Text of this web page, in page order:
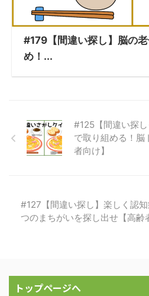
#179【間違い探し】脳の
め！...
#125【間違い探
で取り組める！脳
者向け】
#127【間違い探し】楽しく認
つのまちがいを探し出せ【高齢
トップページへ